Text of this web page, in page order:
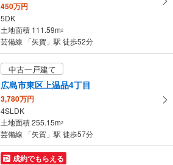
450万円
5DK
土地面積 111.59m2
芸備線 「矢賀」駅 徒歩52分
中古一戸建て
広島市東区上温品4丁目
3,780万円
4SLDK
土地面積 255.15m2
芸備線 「矢賀」駅 徒歩57分
成約でもらえる